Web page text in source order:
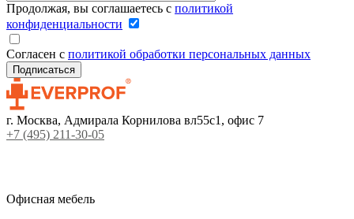
Продолжая, вы соглашаетесь с политикой
конфиденциальности
Согласен с политикой обработки персональных данных
г. Москва, Адмирала Корнилова вл55с1, офис 7
+7 (495) 211-30-05
Офисная мебель